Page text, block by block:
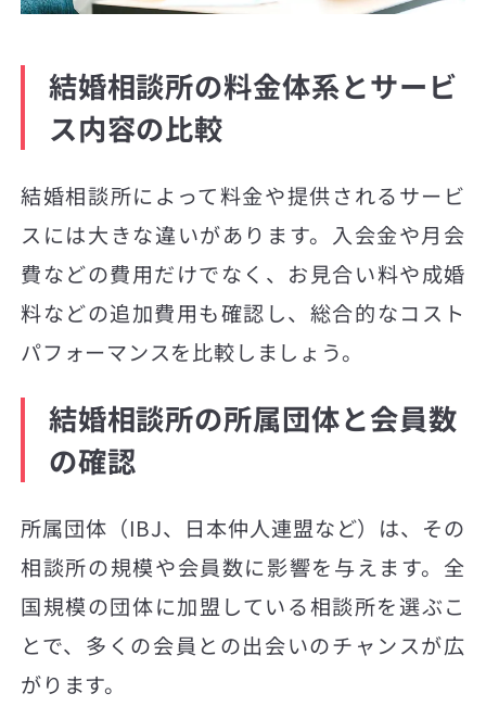
結婚相談所の料金体系とサービ
ス内容の比較
結婚相談所によって料金や提供されるサービ
スには大きな違いがあります。入会金や月会
費などの費用だけでなく、お見合い料や成婚
料などの追加費用も確認し、総合的なコスト
パフォーマンスを比較しましょう。
結婚相談所の所属団体と会員数
の確認
所属団体（IBJ、日本仲人連盟など）は、その
相談所の規模や会員数に影響を与えます。全
国規模の団体に加盟している相談所を選ぶこ
とで、多くの会員との出会いのチャンスが広
がります。